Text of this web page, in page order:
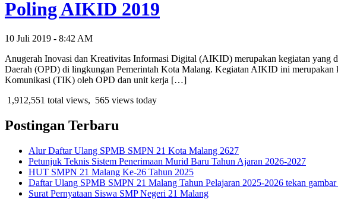
Poling AIKID 2019
10 Juli 2019 - 8:42 AM
Anugerah Inovasi dan Kreativitas Informasi Digital (AIKID) merupakan kegiatan
Daerah (OPD) di lingkungan Pemerintah Kota Malang. Kegiatan AIKID ini merupakan
Komunikasi (TIK) oleh OPD dan unit kerja […]
1,912,551 total views, 565 views today
Postingan Terbaru
Alur Daftar Ulang SPMB SMPN 21 Kota Malang 2627
Petunjuk Teknis Sistem Penerimaan Murid Baru Tahun Ajaran 2026-2027
HUT SMPN 21 Malang Ke-26 Tahun 2025
Daftar Ulang SPMB SMPN 21 Malang Tahun Pelajaran 2025-2026 tekan
Surat Pernyataan Siswa SMP Negeri 21 Malang